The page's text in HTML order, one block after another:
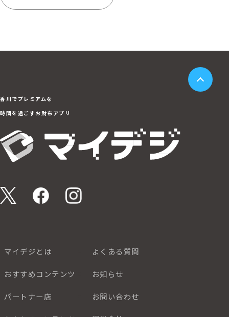
香川でプレミアムな
時間を過ごすお財布アプリ
マイデジとは よくある質問
おすすめコンテンツ お知らせ
パートナー店 お問い合わせ